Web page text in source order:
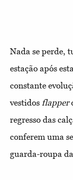
Nada se perde,
estação após
constante
vestidos flapper
regresso das
conferem uma
guarda-roupa